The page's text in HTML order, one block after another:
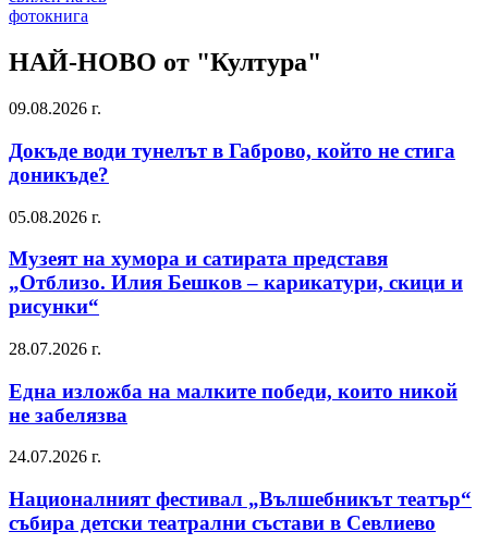
фотокнига
НАЙ-НОВО от "Култура"
09.08.2026 г.
Докъде води тунелът в Габрово, който не стига
доникъде?
05.08.2026 г.
Музеят на хумора и сатирата представя
„Отблизо. Илия Бешков – карикатури, скици и
рисунки“
28.07.2026 г.
Една изложба на малките победи, които никой
не забелязва
24.07.2026 г.
Националният фестивал „Вълшебникът театър“
събира детски театрални състави в Севлиево